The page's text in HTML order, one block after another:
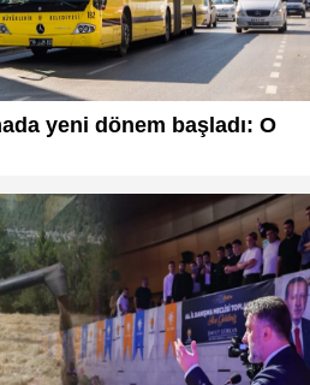
yeni dönem başladı: O